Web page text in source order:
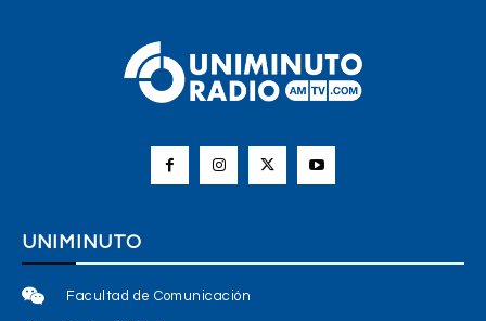
UNIMINUTO
Facultad de Comunicación